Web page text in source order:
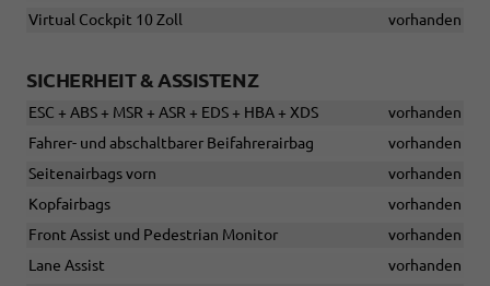
Virtual Cockpit 10 Zoll
vorhanden
SICHERHEIT & ASSISTENZ
ESC + ABS + MSR + ASR + EDS + HBA + XDS
vorhanden
Fahrer- und abschaltbarer Beifahrerairbag
vorhanden
Seitenairbags vorn
vorhanden
Kopfairbags
vorhanden
Front Assist und Pedestrian Monitor
vorhanden
Lane Assist
vorhanden